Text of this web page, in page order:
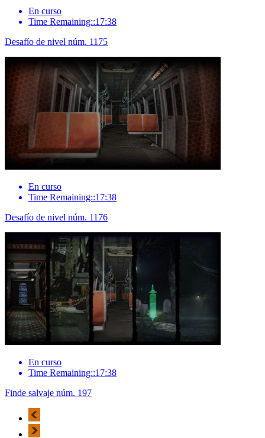
En curso
Time Remaining::17:38
Desafío de nivel núm. 1175
En curso
Time Remaining::17:38
Desafío de nivel núm. 1176
En curso
Time Remaining::17:38
Finde salvaje núm. 197